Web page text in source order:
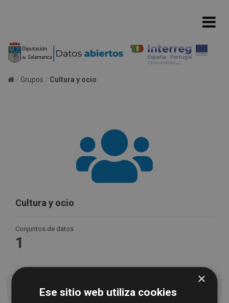
Grupos Cultura y ocio
Cultura y ocio
Conjuntos de datos
1
×
Ese sitio web utiliza cookies